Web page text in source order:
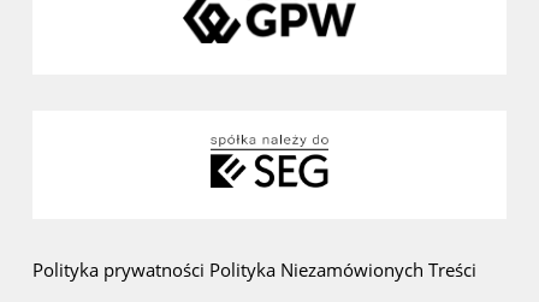
Polityka prywatności Polityka Niezamówionych Treści